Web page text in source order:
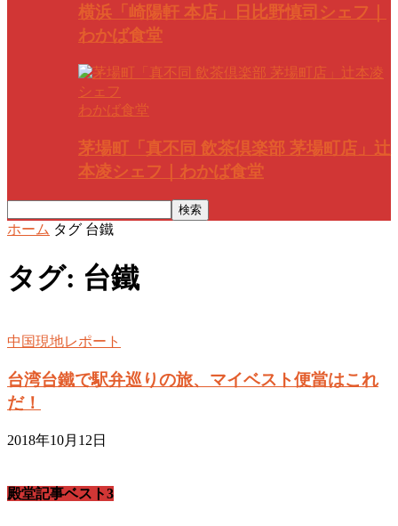
横浜「崎陽軒 本店」日比野慎司シェフ｜
わかば食堂
わかば食堂
茅場町「真不同 飲茶倶楽部 茅場町店」辻
本凌シェフ｜わかば食堂
ホーム タグ 台鐵
タグ: 台鐵
中国現地レポート
台湾台鐵で駅弁巡りの旅、マイベスト便當はこれ
だ！
2018年10月12日
殿堂記事ベスト3